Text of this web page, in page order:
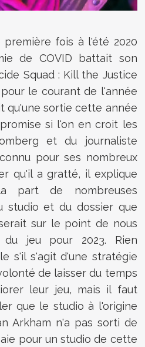
fois à l'été 2020
de COVID battait son
Squad : Kill the Justice
le courant de l'année
qu'une sortie cette année
si l'on en croit les
et du journaliste
pour ses nombreux
qu'il a gratté, il explique
part de nombreuses
studio et du dossier que
sur le point de nous
jeu pour 2023. Rien
s'il s'agit d'une stratégie
de laisser du temps
leur jeu, mais il faut
que le studio à l'origine
Arkham n'a pas sorti de
pour un studio de cette